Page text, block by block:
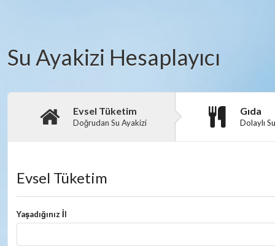
Su Ayakizi Hesaplayıcı
Evsel Tüketim
Doğrudan Su Ayakizi
Gıda
Dolaylı
Evsel Tüketim
Yaşadığınız İl